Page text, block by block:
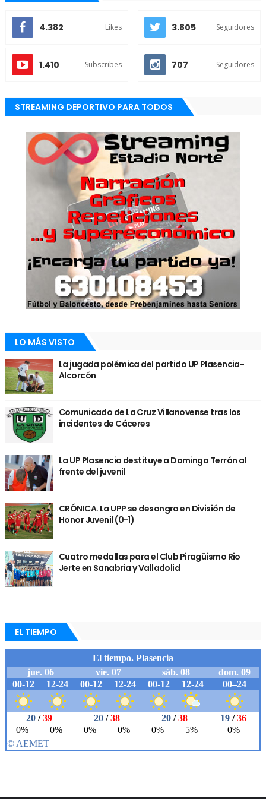
4.382 Likes 3.805 Seguidores
1.410 Subscribes 707 Seguidores
STREAMING DEPORTIVO PARA TODOS
LO MÁS VISTO
La jugada polémica del partido UP Plasencia-
Alcorcón
Comunicado de La Cruz Villanovense tras los
incidentes de Cáceres
La UP Plasencia destituye a Domingo Terrón al
frente del juvenil
CRÓNICA. La UPP se desangra en División de
Honor Juvenil (0-1)
Cuatro medallas para el Club Piragüismo Rio
Jerte en Sanabria y Valladolid
EL TIEMPO